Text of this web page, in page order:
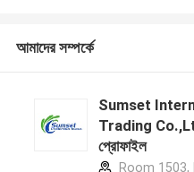
আমাদের সম্পর্কে
Sumset
Trading
প্রোফাইল
Room 1503,